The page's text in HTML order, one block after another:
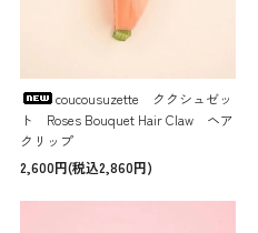
coucousuzette ククシュゼッ
ト Roses Bouquet Hair Claw ヘア
クリップ
2,600円(税込2,860円)